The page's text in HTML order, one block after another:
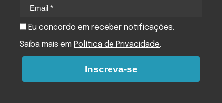
Eu concordo em receber notificações.
Saiba mais em Política de Privacidade.
Inscreva-se